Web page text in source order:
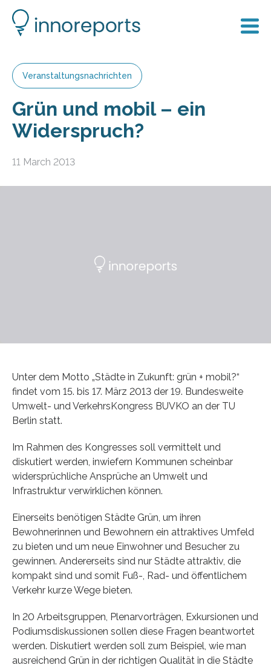
Veranstaltungsnachrichten
Grün und mobil – ein
Widerspruch?
11 March 2013
Unter dem Motto „Städte in Zukunft: grün + mobil?“
findet vom 15. bis 17. März 2013 der 19. Bundesweite
Umwelt- und VerkehrsKongress BUVKO an der TU
Berlin statt.
Im Rahmen des Kongresses soll vermittelt und
diskutiert werden, inwiefern Kommunen scheinbar
widersprüchliche Ansprüche an Umwelt und
Infrastruktur verwirklichen können.
Einerseits benötigen Städte Grün, um ihren
Bewohnerinnen und Bewohnern ein attraktives Umfeld
zu bieten und um neue Einwohner und Besucher zu
gewinnen. Andererseits sind nur Städte attraktiv, die
kompakt sind und somit Fuß-, Rad- und öffentlichem
Verkehr kurze Wege bieten.
In 20 Arbeitsgruppen, Plenarvorträgen, Exkursionen und
Podiumsdiskussionen sollen diese Fragen beantwortet
werden. Diskutiert werden soll zum Beispiel, wie man
ausreichend Grün in der richtigen Qualität in die Städte